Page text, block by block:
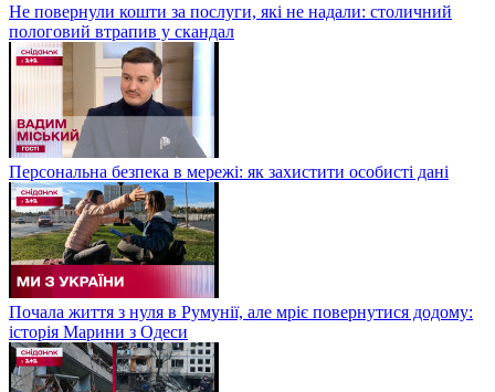
Не повернули кошти за послуги, які не надали: столичний
пологовий втрапив у скандал
Персональна безпека в мережі: як захистити особисті дані
Почала життя з нуля в Румунії, але мріє повернутися додому:
історія Марини з Одеси